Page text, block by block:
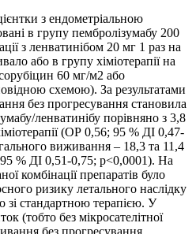
з ендометріальною
в групу пембролізумабу 200
з ленватинібом 20 мг 1 раз на
або в групу хіміотерапії на
60 мг/м2 або
схемою). За результатами
без прогресування становила
ленватинібу порівняно з 3,8
(ОР 0,56; 95 % ДІ 0,47-
виживання – 18,3 та 11,4
% ДІ 0,51-0,75; p<0,0001). На
комбінації препаратів було
ризику летального наслідку
зі стандартною терапією. У
(тобто без мікросателітної
без прогресування